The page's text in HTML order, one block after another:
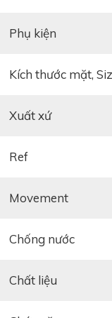
phiên bản đồng
gần gũi. Chưa kể
Phụ kiện
Kích thước mặt,
Xuất xứ
Ref
Movement
Chống nước
Chất liệu